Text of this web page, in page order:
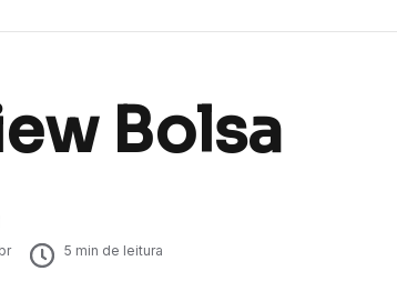
Bolsa
5 min de leitura